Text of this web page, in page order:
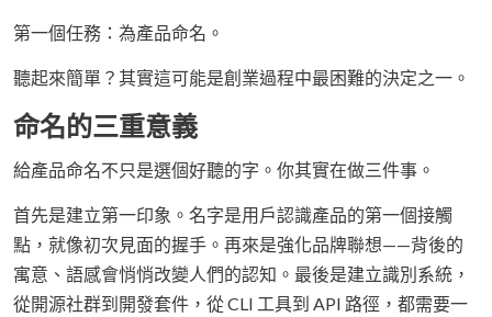
第一個任務：為產品命名。
聽起來簡單？其實這可能是創業過程中最困難的決定之一。
命名的三重意義
給產品命名不只是選個好聽的字。你其實在做三件事。
首先是建立第一印象。名字是用戶認識產品的第一個接觸
點，就像初次見面的握手。再來是強化品牌聯想——背後的
寓意、語感會悄悄改變人們的認知。最後是建立識別系統，
從開源社群到開發套件，從 CLI 工具到 API 路徑，都需要一